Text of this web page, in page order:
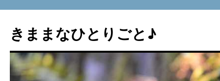
テ
ン
ス
キ
きままなひとりごと♪